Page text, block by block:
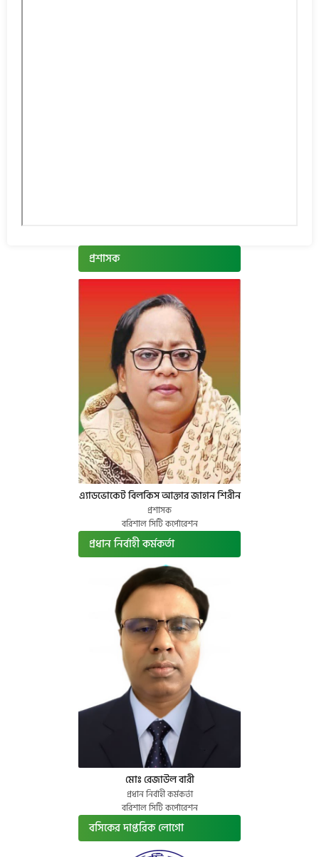
প্রশাসক
এ্যাডভোকেট বিলকিস আক্তার জাহান শিরীন
প্রশাসক
বরিশাল সিটি কর্পোরেশন
প্রধান নির্বাহী কর্মকর্তা
মোঃ রেজাউল বারী
প্রধান নির্বাহী কর্মকর্তা
বরিশাল সিটি কর্পোরেশন
বসিকের দাপ্তরিক লোগো